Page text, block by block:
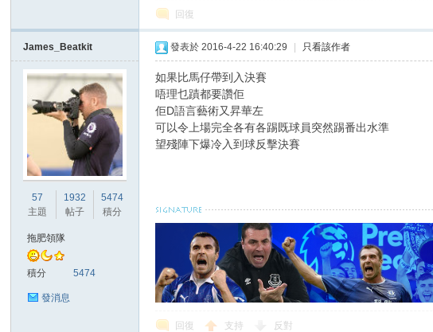
回復
James_Beatkit
57
主題
1932
帖子
5474
積分
拖肥領隊
積分 5474
發消息
發表於 2016-4-22 16:40:29 只看該作者
如果比馬仔帶到入決賽
唔理乜蹟都要讚佢
佢D語言藝術又昇華左
可以令上場完全各有各踢既球員突然踢番出水準
望殘陣下爆冷入到球反擊決賽
回復 支持 反對